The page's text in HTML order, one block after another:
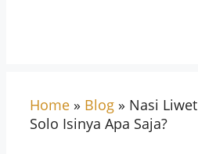
Home » Blog » Nasi Liwet
Solo Isinya Apa Saja?